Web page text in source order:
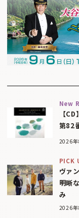
New
【
第82
2026
PICK
ヴァ
明晰
み
2026